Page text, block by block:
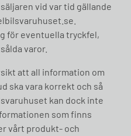
vid var tid gällande
för eventuella tryckfel,
varor.
att all information om
ska vara korrekt och så
kan dock inte
som finns
vårt produkt- och